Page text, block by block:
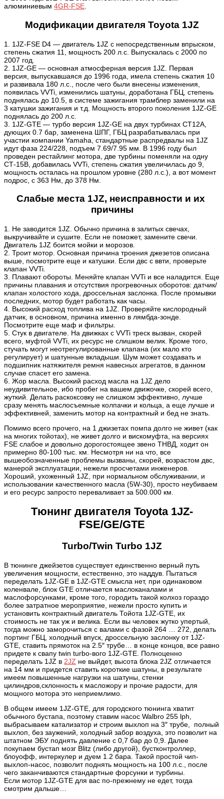
алюминиевым 4GR-FSE
Модификации двигателя Toyota 1JZ
1. 1JZ-FSE D4 — двигатель 1JZ с непосредственным впрыском,
степень сжатия 11, мощность 200 л.с. Выпускалась с 2000 по
2007 год
2. 1JZ-GE — основная атмосферная версия 1JZ. Первая
версия, выпускавшаяся до 1996 года, имела степень сжатия 10
и развивала 180 л.с., после чего были внесены изменения,
появилась VVTi, изменились шатуны, доработана ГБЦ, степень
поднялась до 10.5, в системе зажигания трамблер заменили на
3 катушки зажигания и т.д. Мощность второго поколения 1JZ-GE
поднялась до 200 л.с.
3. 1JZ-GTE — турбо версия 1JZ-GE на двух турбинах CT12A,
дующих 0.7 бар, заменена ШПГ, ГБЦ разрабатывалась при
участии компании Yamaha, стандартные распредвалы на 1JZ
идут фаза 224/228, подъем 7.69/7.95 мм. В 1996 году был
проведен рестайлинг мотора, две турбины поменяли на одну
СТ-15B, добавилась VVTi, степень сжатия увеличилась до 9,
мощность осталась на прошлом уровне (280 л.с.), а вот момент
подрос, с 363 Нм, до 378 Нм.
Слабые места 1JZ, неисправности и их
причины
1. Не заводится 1JZ. Обычно причина в залитых свечах,
выкручивайте и сушите. Если не поможет, замените свечи.
Двигатель 1JZ боится мойки и морозов.
2. Троит мотор. Основная причина троения джезетов описана
выше, посмотрите еще и катушки. Если двс с ввти, проверьте
клапан VVTi.
3. Плавают обороты. Меняйте клапан VVTi и все наладится. Еще
причины плавания и отсутствия прогревочных оборотов: датчик/
клапан холостого хода, дроссельная заслонка. После промывки
последних, мотор будет работать как часы.
4. Высокий расход топлива на 1JZ. Проверяйте кислородный
датчик, в основном, причина именно в лямбда-зонде.
Посмотрите еще маф и фильтры.
5. Стук в двигателе. На движках с VVTi треск вызван, скорей
всего, муфтой VVTi, их ресурс не слишком велик. Кроме того,
стучать могут неотрегулированные клапана (их мало кто
регулирует) и шатунные вкладыши. Шум может создавать и
подшипник натяжителя ремня навесных агрегатов, в данном
случае спасет его замена.
6. Жор масла. Высокий расход масла на 1JZ дело
неудивительное, ибо пробег на вашем движочке, скорей всего,
жуткий. Делать раскоксовку не слишком эффективно, лучше
сразу менять маслосъемные колпачки и кольца, а еще лучше и
эффективней, заменить мотор на контрактный и бед не знать.
Помимо всего прочего, на 1 джизетах помпа долго не живет (как
на многих тойотах), не живет долго и вискомуфта, на версиях
FSE слабое и довольно дорогостоящее звено ТНВД, ходит он
примерно 80-100 тыс. км. Несмотря ни на что, все
вышеобозначенные проблемы вызваны, скорей, возрастом двс,
манерой эксплуатации, нежели просчетами инженеров.
Хороший, ухоженный 1JZ, при нормальном обслуживании, и
использовании качественного масла (5W-30), просто неубиваем
и его ресурс запросто переваливает за 500.000 км.
Тюнинг двигателя Toyota 1JZ-
FSE/GE/GTE
Turbo/Twin Turbo 1JZ
В тюнинге джейзетов существует единственно верный путь
увеличения мощности, естественно, это наддув. Пытаться
переделать 1JZ-GE в 1JZ-GTE смысла нет, при одинаковом
коленвале, блок GTE отличается маслоканалами и
маслофорсунками, кроме того, городить такой колхоз гораздо
более затратное мероприятие, нежели просто купить и
установить контрактный двигатель Тойота 1JZ-GTE, их
стоимость не так уж и велика. Если вы человек жутко упертый,
тогда можно заморочиться с валами с фазой 264 … 272, делать
портинг ГБЦ, холодный впуск, дроссельную заслонку от 1JZ-
GTE, ставить прямоток на 2.5″ трубе… в конце концов, все равно
придете к свапу twin turbo-вого 1JZ-GTE. Полноценно
переделать 1JZ в 2JZ не выйдет, высота блока 2JZ отличается
на 14 мм и придется ставить короткие шатуны, в результате
имеем повышенные нагрузки на шатуны, стенки
цилиндров,склонность к масложору и прочие радости, для
мощного мотора это неприемлимо.
В общем имеем 1JZ-GTE, для городского тюнинга хватит
обычного бустапа, поэтому ставим насос Walbro 255 lph,
выбрасываем катализатор и строим выхлоп на 3″ трубе, полный
выхлоп, без заужений, холодный забор воздуха, это позволит на
штатном ЭБУ поднять давление с 0,7 бар до 0,9. Далее
покупаем бустап мозг Blitz (либо другой), бустконтроллер,
блоуофф, интеркулер и дуем 1.2 бара. Такой простой чип-
выхлоп-насос, позволит поднять мощность на 100 л.с., после
чего заканчиваются стандартные форсунки и турбины.
Если мотор 1JZ-GTE для вас по-прежнему не едет, тогда
смотрим дальше…